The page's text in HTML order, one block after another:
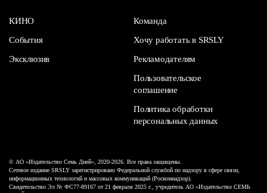
КИНО
События
Эксклюзив
Команда
Хочу работать в SRSLY
Рекламодателям
Пользовательское
соглашение
Политика обработки
персональных данных
© АО «Издательство Семь Дней», 2020-2026. Все права защищены.
Сетевое издание SRSLY зарегистрировано Федеральной службой по надзору в сфере связи,
информационных технологий и массовых коммуникаций (Роскомнадзор).
Свидетельство Эл № ФС77-89167 от 21 февраля 2025 г., учредитель АО «Издательство СЕМЬ